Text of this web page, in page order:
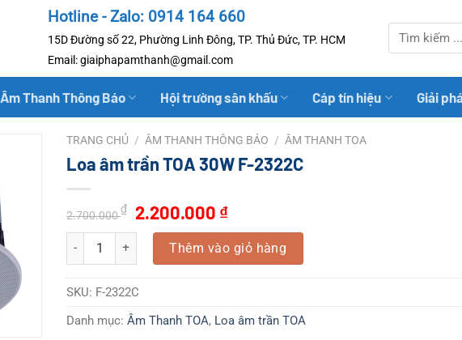
Hotline - Zalo: 0914 164 660
15D Đường số 22, Phường Linh Đông, TP. Thủ Đức, TP. HCM
Email: giaiphapamthanh@gmail.com
Tìm
kiếm:
Âm Thanh Thông Báo Hội trường sân khấu Cáp tín hiệu Giải
TRANG CHỦ / ÂM THANH THÔNG BÁO / ÂM THANH TOA
Loa âm trần TOA 30W F-2322C
2.700.000₫
Giá
gốc
2.700.000 ₫.
2.200.000 ₫Giá
hiện
tại
là:
Loa âm trần TOA 30W F-2322C số lượng
Thêm vào giỏ hàng
SKU: F-2322C
Danh mục:Âm Thanh TOA, Loa âm trần TOA